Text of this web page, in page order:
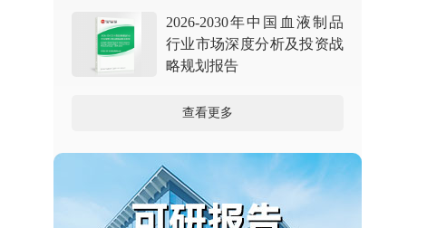
2026-2030年中国血液制品
行业市场深度分析及投资战
略规划报告
查看更多